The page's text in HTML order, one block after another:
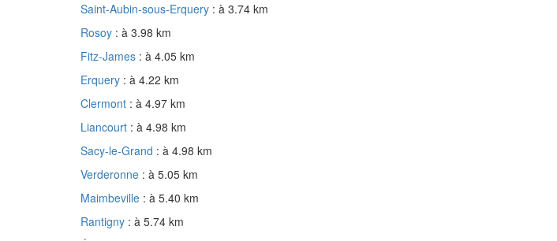
Saint-Aubin-sous-Erquery : à 3.74 km
Rosoy : à 3.98 km
Fitz-James : à 4.05 km
Erquery : à 4.22 km
Clermont : à 4.97 km
Liancourt : à 4.98 km
Sacy-le-Grand : à 4.98 km
Verderonne : à 5.05 km
Maimbeville : à 5.40 km
Rantigny : à 5.74 km